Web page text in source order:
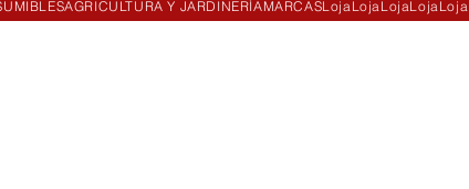
AGRICULTURA Y JARDINERÍAMARCASLojaLojaLojaLojaLoja